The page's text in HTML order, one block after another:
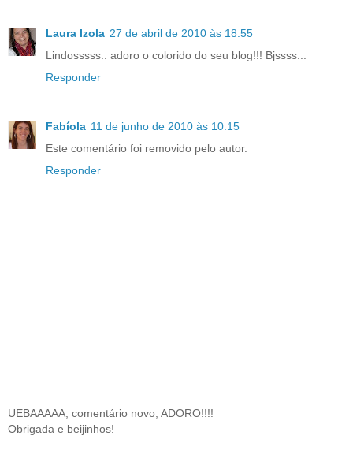
Laura Izola 27 de abril de 2010 às 18:55
Lindosssss.. adoro o colorido do seu blog!!! Bjssss...
Responder
Fabíola 11 de junho de 2010 às 10:15
Este comentário foi removido pelo autor.
Responder
UEBAAAAA, comentário novo, ADORO!!!!
Obrigada e beijinhos!